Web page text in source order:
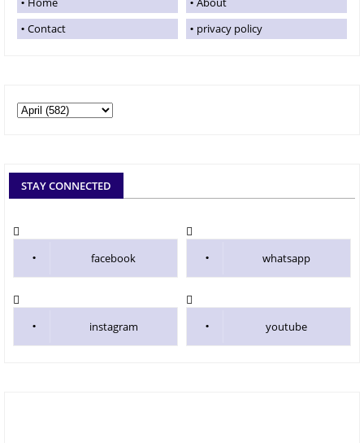
Contact
privacy policy
STAY CONNECTED
facebook whatsapp
instagram youtube